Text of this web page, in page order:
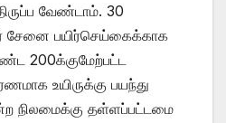
வேண்டாம். 30
சேனை பயிர்செய்கைக்காக
200க்குமேற்பட்ட
உயிருக்கு பயந்து
நிலமைக்கு தள்ளப்பட்டமை